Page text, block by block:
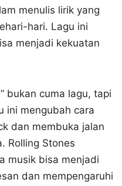
menulis lirik yang
hari. Lagu ini
menjadi kekuatan
bukan cuma lagu, tapi
ini mengubah cara
dan membuka jalan
Rolling Stones
musik bisa menjadi
dan mempengaruhi